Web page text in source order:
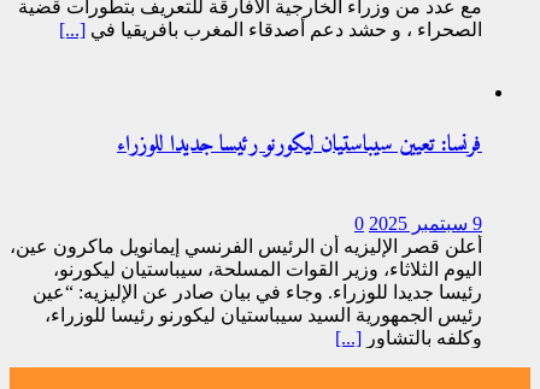
مع عدد من وزراء الخارجية الافارقة للتعريف بتطورات قضية
الصحراء ، و حشد دعم أصدقاء المغرب بافريقيا في [...]
فرنسا: تعيين سيباستيان ليكورنو رئيسا جديدا للوزراء
9 سبتمبر 2025
0
أعلن قصر الإليزيه أن الرئيس الفرنسي إيمانويل ماكرون عين،
اليوم الثلاثاء، وزير القوات المسلحة، سيباستيان ليكورنو،
رئيسا جديدا للوزراء. وجاء في بيان صادر عن الإليزيه: “عين
رئيس الجمهورية السيد سيباستيان ليكورنو رئيسا للوزراء،
وكلفه بالتشاور [...]